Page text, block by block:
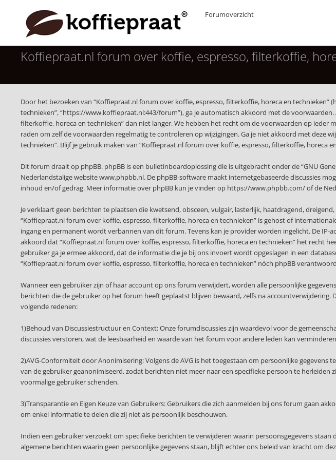
Forumoverzicht
Koffiepraat.nl forum over koffie, espresso, filterkoffie,
Door het bezoeken van “Koffiepraat.nl forum over koffie, espresso, filterkoffie, horeca en technieken”
technieken”, “https://www.koffiepraat.nl:443/forum”), ga je automatisch akkoord met de
filterkoffie, horeca en technieken” dan niet langer. We hebben het recht om de voorwaarden op
raden om zelf de voorwaarden regelmatig te controleren op wijzigingen. Ga je niet akkoord met deze
technieken”. Blijf je gebruik maken van “Koffiepraat.nl forum over koffie, espresso, filterkoffie, horeca
Dit forum draait op phpBB. phpBB is een bulletinboardoplossing die is uitgebracht onder de “GNU
Nederlandstalige websitewww.phpbb.nl. De phpBB-software maakt internetgebaseerde discussies
inhoud en/of gedrag. Meer informatie over phpBB kun je vinden op https://www.phpbb.com/of de
Je verklaart geen berichten te plaatsen die kwetsend, obsceen, vulgair, lasterlijk, haatdragend,
“Koffiepraat.nl forum over koffie, espresso, filterkoffie, horeca en technieken” is gehost of
ingang en permanent wordt verbannen van dit forum. Tevens kan je provider worden ingelicht. De
akkoord dat “Koffiepraat.nl forum over koffie, espresso, filterkoffie, horeca en technieken” het recht
gebruiker ga je ermee akkoord, dat de informatie die je bij ons invoert wordt opgeslagen in een
“Koffiepraat.nl forum over koffie, espresso, filterkoffie, horeca en technieken” nóch phpBB
Wanneer een gebruiker zijn of haar account op ons forum verwijdert, worden alle persoonlijke
berichten die de gebruiker op het forum heeft geplaatst blijven bewaard, zelfs na
volgende redenen:
1)Behoud van Discussiestructuur en Context: Onze forumdiscussies zijn waardevol voor de
discussies verstoren, wat de leesbaarheid en waarde van het forum voor andere leden kan
2)AVG-Conformiteit door Anonimisering: Volgens de AVG is het toegestaan om persoonlijke
van de gebruiker geanonimiseerd, zodat berichten niet meer naar een specifieke persoon te
voormalige gebruiker schenden.
3)Transparantie en Eigen Keuze van Gebruikers: Gebruikers die zich aanmelden bij ons forum gaan
om enkel informatie te delen die zij niet als persoonlijk beschouwen.
Indien een gebruiker verzoekt om specifieke berichten te verwijderen waarin persoonsgegevens
algemene berichten waarin geen persoonlijke gegevens staan, blijft echter ons beleid van kracht om